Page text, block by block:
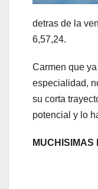
detras de la
6,57,24.
Carmen que
especialidad,
su corta
potencial y lo